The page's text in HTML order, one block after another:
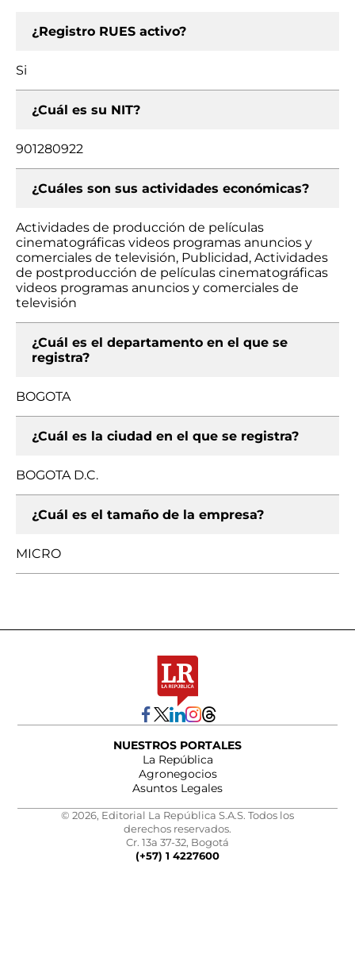
¿Registro RUES activo?
Si
¿Cuál es su NIT?
901280922
¿Cuáles son sus actividades económicas?
Actividades de producción de películas
cinematográficas videos programas anuncios y
comerciales de televisión, Publicidad, Actividades
de postproducción de películas cinematográficas
videos programas anuncios y comerciales de
televisión
¿Cuál es el departamento en el que se
registra?
BOGOTA
¿Cuál es la ciudad en el que se registra?
BOGOTA D.C.
¿Cuál es el tamaño de la empresa?
MICRO
NUESTROS PORTALES
La República
Agronegocios
Asuntos Legales
© 2026, Editorial La República S.A.S. Todos los
derechos reservados.
Cr. 13a 37-32, Bogotá
(+57) 1 4227600